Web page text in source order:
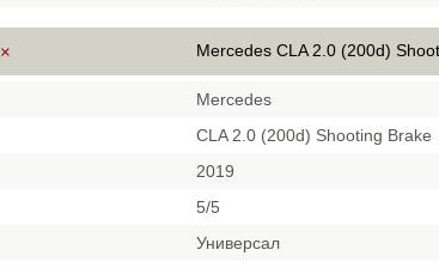
× Mercedes CLA 2.0 (200d)
Mercedes
CLA 2.0 (200d) Shooting Brake
2019
5/5
Универсал